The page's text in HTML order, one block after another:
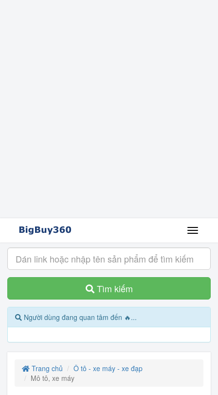
Tìm kiếm
Người dùng đang quan tâm đến 🔥...
Trang chủ
Ô tô - xe máy - xe đạp
Mô tô, xe máy